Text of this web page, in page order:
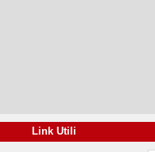
Link Utili